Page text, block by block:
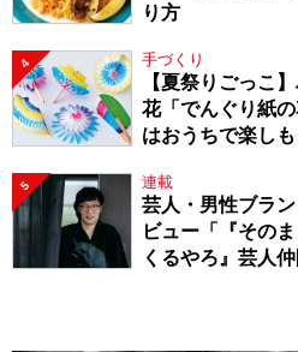
り方
4 手づくり
【夏祭りごっこ
花「でんぐり紙
はおうちで楽しも
5 連載
芸人・男性ブラ
ビュー「『その
くるやろ』芸人